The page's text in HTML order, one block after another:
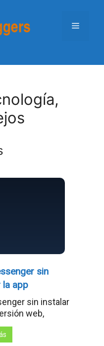
Menú
sin
la app
sin instalar
web,